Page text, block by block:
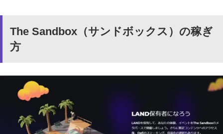
The Sandbox（サンドボックス）の稼ぎ
方